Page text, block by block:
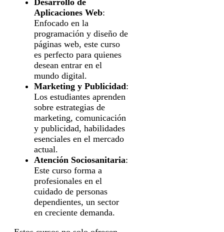
Desarrollo de
Aplicaciones Web:
Enfocado en la
programación y diseño de
páginas web, este curso
es perfecto para quienes
desean entrar en el
mundo digital.
Marketing y Publicidad:
Los estudiantes aprenden
sobre estrategias de
marketing, comunicación
y publicidad, habilidades
esenciales en el mercado
actual.
Atención Sociosanitaria:
Este curso forma a
profesionales en el
cuidado de personas
dependientes, un sector
en creciente demanda.